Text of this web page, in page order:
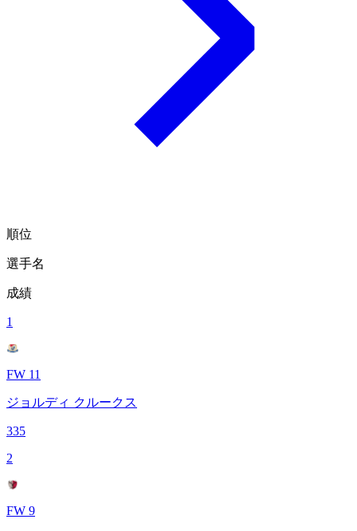
順位
選手名
成績
1
FW 11
ジョルディ クルークス
335
2
FW 9